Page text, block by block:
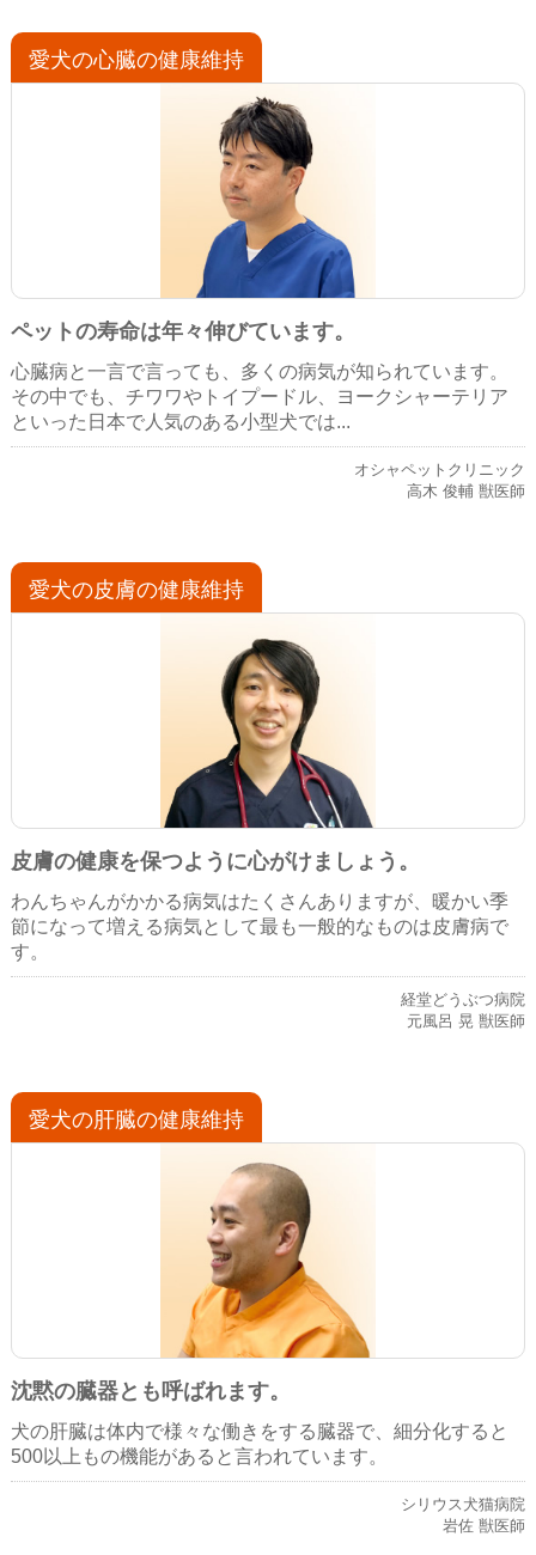
愛犬の心臓の健康維持
ペットの寿命は年々伸びています。
心臓病と一言で言っても、多くの病気が知られています。
その中でも、チワワやトイプードル、ヨークシャーテリア
といった日本で人気のある小型犬では...
オシャペットクリニック
高木 俊輔 獣医師
愛犬の皮膚の健康維持
皮膚の健康を保つように心がけましょう。
わんちゃんがかかる病気はたくさんありますが、暖かい季
節になって増える病気として最も一般的なものは皮膚病で
す。
経堂どうぶつ病院
元風呂 晃 獣医師
愛犬の肝臓の健康維持
沈黙の臓器とも呼ばれます。
犬の肝臓は体内で様々な働きをする臓器で、細分化すると
500以上もの機能があると言われています。
シリウス犬猫病院
岩佐 獣医師